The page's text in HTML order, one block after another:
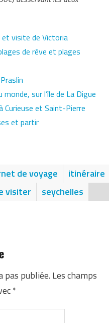
et visite de Victoria
de rêve et plages
sur l’île de La Digue
Curieuse et Saint-Pierre
et partir
de voyage
itinéraire
visiter seychelles
pas publiée. Les champs
*